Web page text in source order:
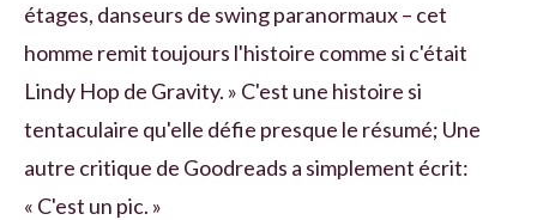
étages, danseurs de swing paranormaux – cet
homme remit toujours l'histoire comme si c'était
Lindy Hop de Gravity. » C'est une histoire si
tentaculaire qu'elle défie presque le résumé; Une
autre critique de Goodreads a simplement écrit:
« C'est un pic. »